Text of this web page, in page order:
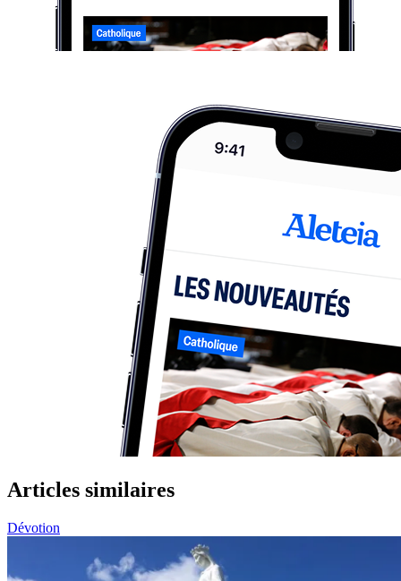
Articles similaires
Dévotion